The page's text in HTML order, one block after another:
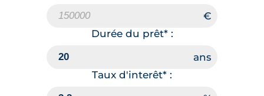
Durée du prêt* :
Taux d'interêt* :